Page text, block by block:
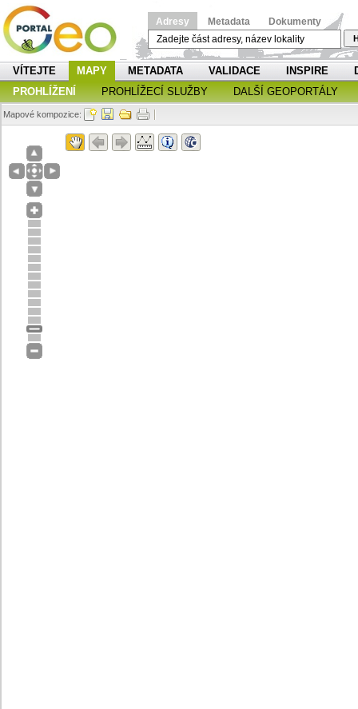
Adresy Metadata Dokumenty
VÍTEJTE MAPY METADATA VALIDACE INSPIRE
PROHLÍŽENÍ
PROHLÍŽECÍ SLUŽBY DALŠÍ GEOPORTÁLY
Mapové kompozice: